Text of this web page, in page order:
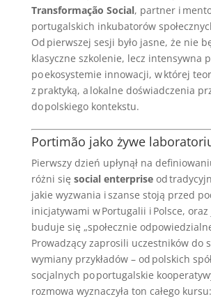
Transformação Social, partner i
portugalskich inkubatorów
Od pierwszej sesji było jasne, że nie
klasyczne szkolenie, lecz intensywna
po ekosystemie innowacji, w której
z praktyką, a lokalne doświadczenia
do polskiego kontekstu.
Portimão jako żywe
Pierwszy dzień upłynął na
różni się social enterpriseod
jakie wyzwania i szanse stoją przed
inicjatywami w Portugalii i Polsce, oraz
buduje się „społecznie
Prowadzący zaprosili uczestników do
wymiany przykładów – od polskich
socjalnych po portugalskie
rozmowa wyznaczyła ton całego